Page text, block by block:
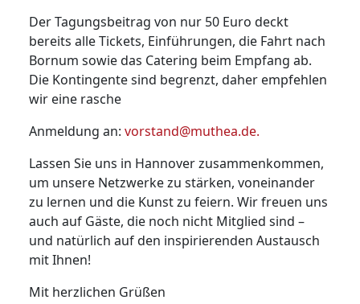
Der Tagungsbeitrag von nur 50 Euro deckt
bereits alle Tickets, Einführungen, die Fahrt nach
Bornum sowie das Catering beim Empfang ab.
Die Kontingente sind begrenzt, daher empfehlen
wir eine rasche
Anmeldung an:vorstand@muthea.de.
Lassen Sie uns in Hannover zusammenkommen,
um unsere Netzwerke zu stärken, voneinander
zu lernen und die Kunst zu feiern. Wir freuen uns
auch auf Gäste, die noch nicht Mitglied sind –
und natürlich auf den inspirierenden Austausch
mit Ihnen!
Mit herzlichen Grüßen